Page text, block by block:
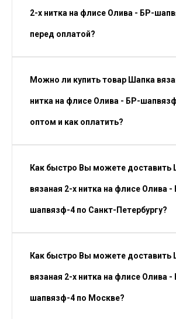
2-х нитка на флисе Олива - БР-
перед оплатой?
Можно ли купить товар Шапка
нитка на флисе Олива - БР-
оптом и как оплатить?
Как быстро Вы можете доставить
вязаная 2-х нитка на флисе Олива -
шапвязф-4 по Санкт-Петербургу?
Как быстро Вы можете доставить
вязаная 2-х нитка на флисе Олива -
шапвязф-4 по Москве?